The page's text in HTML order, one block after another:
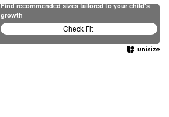
Find recommended sizes tailored to your child's
growth
Check Fit